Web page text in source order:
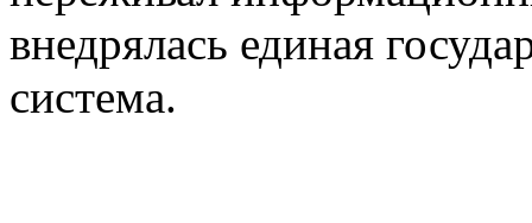
внедрялась единая
система.